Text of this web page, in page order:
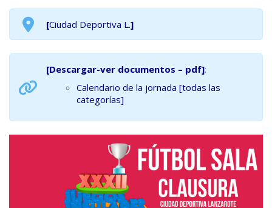
[Ciudad Deportiva L.]
[Descargar-ver documentos – pdf]:
Calendario de la jornada [todas las
categorías]